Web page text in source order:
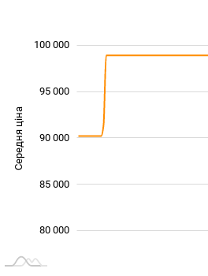
Середня ціна 100 000
80 000
90 000
100 000
95 000
85 000